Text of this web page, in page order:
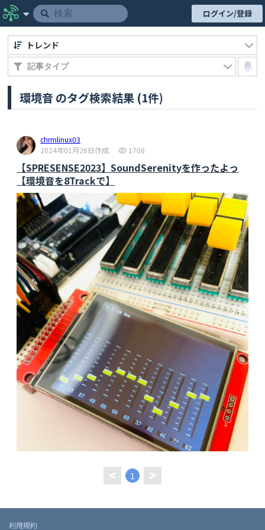
ログイン/登録
環境音 のタグ検索結果 (1件)
トレンド
chrmlinux03
2024年01月26日作成
1708
【SPRESENSE2023】SoundSerenityを作ったよっ
【環境音を8Trackで】
1
利用規約